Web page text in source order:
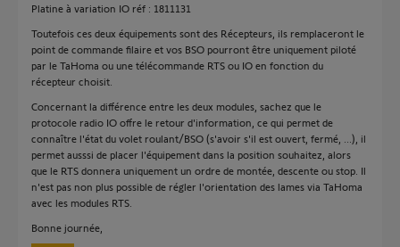
Platine à variation IO réf : 1811131
Toutefois ces deux équipements sont des Récepteurs, ils remplaceront le
point de commande filaire et vos BSO pourront être uniquement piloté
par le TaHoma ou une télécommande RTS ou IO en fonction du
récepteur choisit.
Concernant la différence entre les deux modules, sachez que le
protocole radio IO offre le retour d'information, ce qui permet de
connaître l'état du volet roulant/BSO (s'avoir s'il est ouvert, fermé, ...), il
permet ausssi de placer l'équipement dans la position souhaitez, alors
que le RTS donnera uniquement un ordre de montée, descente ou stop. Il
n'est pas non plus possible de régler l'orientation des lames via TaHoma
avec les modules RTS.
Bonne journée,